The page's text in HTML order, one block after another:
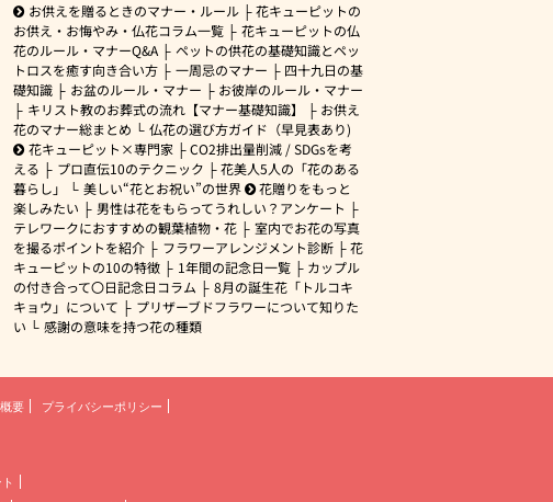
お供えを贈るときのマナー・ルール
花キューピットの
お供え・お悔やみ・仏花コラム一覧
花キューピットの仏
花のルール・マナーQ&A
ペットの供花の基礎知識とペッ
トロスを癒す向き合い方
一周忌のマナー
四十九日の基
礎知識
お盆のルール・マナー
お彼岸のルール・マナー
キリスト教のお葬式の流れ【マナー基礎知識】
お供え
花のマナー総まとめ
仏花の選び方ガイド（早見表あり)
花キューピット×専門家
CO2排出量削減 / SDGsを考
える
プロ直伝10のテクニック
花美人5人の「花のある
暮らし」
美しい“花とお祝い”の世界
花贈りをもっと
楽しみたい
男性は花をもらってうれしい？アンケート
テレワークにおすすめの観葉植物・花
室内でお花の写真
を撮るポイントを紹介
フラワーアレンジメント診断
花
キューピットの10の特徴
1年間の記念日一覧
カップル
の付き合って〇日記念日コラム
8月の誕生花「トルコキ
キョウ」について
プリザーブドフラワーについて知りた
い
感謝の意味を持つ花の種類
要
プライバシーポリシー